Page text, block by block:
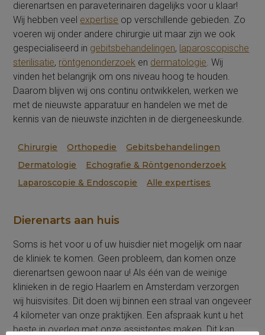
dierenartsen en paraveterinairen dagelijks voor u klaar!
Wij hebben veel expertise op verschillende gebieden. Zo
voeren wij onder andere chirurgie uit maar zijn we ook
gespecialiseerd in gebitsbehandelingen, laparoscopische
sterilisatie, röntgenonderzoek en dermatologie. Wij
vinden het belangrijk om ons niveau hoog te houden.
Daarom blijven wij ons continu ontwikkelen, werken we
met de nieuwste apparatuur en handelen we met de
kennis van de nieuwste inzichten in de diergeneeskunde.
Chirurgie Orthopedie
Gebitsbehandelingen
Dermatologie
Echografie & Röntgenonderzoek
Laparoscopie & Endoscopie
Alle expertises
Dierenarts aan huis
Soms is het voor u of uw huisdier niet mogelijk om naar
de kliniek te komen. Geen probleem, dan komen onze
dierenartsen gewoon naar u! Als één van de weinige
klinieken in de regio Haarlem en Amsterdam verzorgen
wij huisvisites. Dit doen wij binnen een straal van ongeveer
4 kilometer van onze praktijken. Een afspraak kunt u het
beste in overleg met onze assistentes maken. Dit kan